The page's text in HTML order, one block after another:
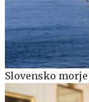
Slovensko